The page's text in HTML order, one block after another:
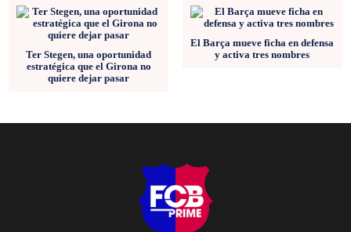
Ter Stegen, una oportunidad
estratégica que el Girona no
quiere dejar pasar
El Barça mueve ficha en defensa
y activa tres nombres